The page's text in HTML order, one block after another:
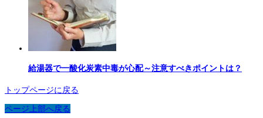
給湯器で一酸化炭素中毒が心配～注意すべきポイントは？
トップページに戻る
ページ上部へ戻る